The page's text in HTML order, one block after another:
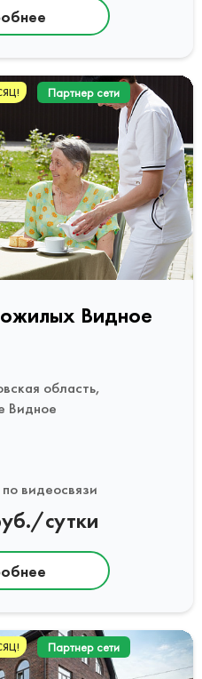
Партнер сети
Видное
область,
Видное
видеосвязи
сутки
Партнер сети